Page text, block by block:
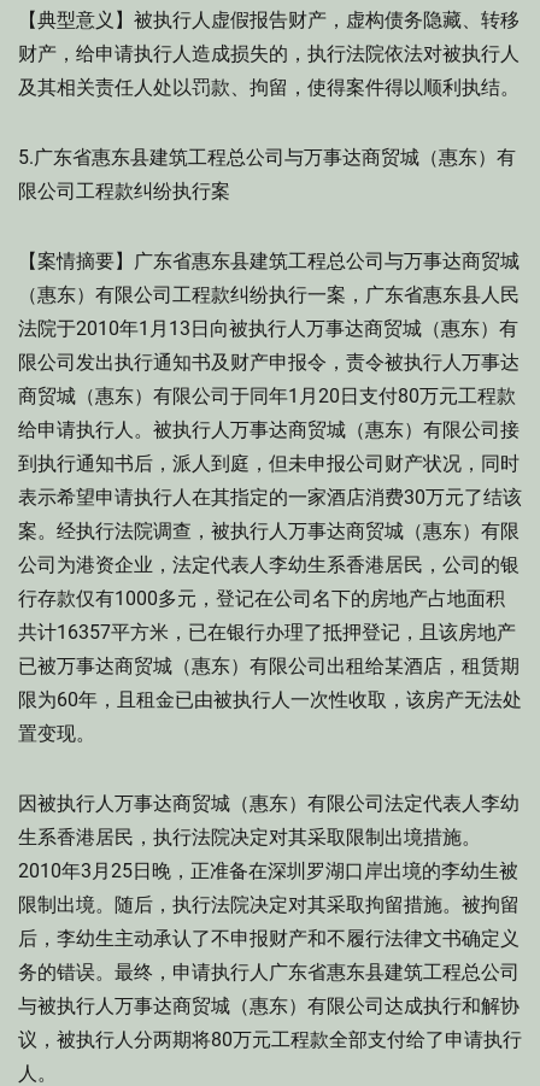
【典型意义】被执行人虚假报告财产，虚构债务隐藏、转移
财产，给申请执行人造成损失的，执行法院依法对被执行人
及其相关责任人处以罚款、拘留，使得案件得以顺利执结。
5.广东省惠东县建筑工程总公司与万事达商贸城（惠东）有
限公司工程款纠纷执行案
【案情摘要】广东省惠东县建筑工程总公司与万事达商贸城
（惠东）有限公司工程款纠纷执行一案，广东省惠东县人民
法院于2010年1月13日向被执行人万事达商贸城（惠东）有
限公司发出执行通知书及财产申报令，责令被执行人万事达
商贸城（惠东）有限公司于同年1月20日支付80万元工程款
给申请执行人。被执行人万事达商贸城（惠东）有限公司接
到执行通知书后，派人到庭，但未申报公司财产状况，同时
表示希望申请执行人在其指定的一家酒店消费30万元了结该
案。经执行法院调查，被执行人万事达商贸城（惠东）有限
公司为港资企业，法定代表人李幼生系香港居民，公司的银
行存款仅有1000多元，登记在公司名下的房地产占地面积
共计16357平方米，已在银行办理了抵押登记，且该房地产
已被万事达商贸城（惠东）有限公司出租给某酒店，租赁期
限为60年，且租金已由被执行人一次性收取，该房产无法处
置变现。
因被执行人万事达商贸城（惠东）有限公司法定代表人李幼
生系香港居民，执行法院决定对其采取限制出境措施。
2010年3月25日晚，正准备在深圳罗湖口岸出境的李幼生被
限制出境。随后，执行法院决定对其采取拘留措施。被拘留
后，李幼生主动承认了不申报财产和不履行法律文书确定义
务的错误。最终，申请执行人广东省惠东县建筑工程总公司
与被执行人万事达商贸城（惠东）有限公司达成执行和解协
议，被执行人分两期将80万元工程款全部支付给了申请执行
人。